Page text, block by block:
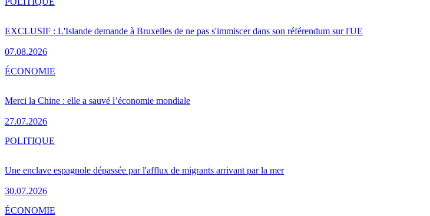
EXCLUSIF : L'Islande demande à Bruxelles de ne pas s'immiscer dans son référendum sur l'UE
07.08.2026
Merci la Chine : elle a sauvé l’économie mondiale
27.07.2026
ÉCONOMIE
Une enclave espagnole dépassée par l'afflux de migrants arrivant par la mer
30.07.2026
POLITIQUE
ÉCONOMIE